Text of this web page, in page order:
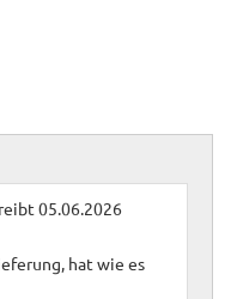
05.06.2026
hat wie es